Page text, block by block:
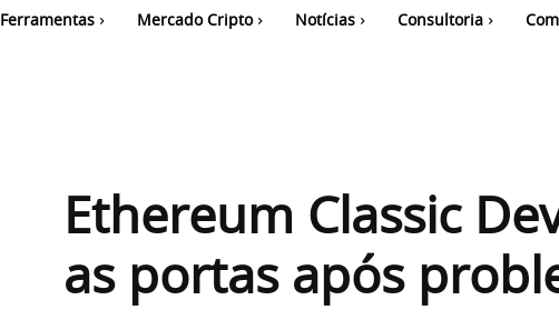
Ferramentas Mercado Cripto Notícias Consultoria
Ethereum Classic
as portas após